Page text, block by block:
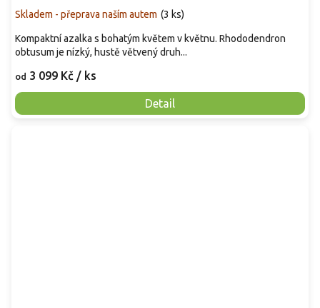
Skladem - přeprava naším autem (3 ks)
od 3 099 Kč / ks
Detail
Kompaktní azalka s bohatým květem v květnu. Rhododendron
obtusum je nízký, hustě větvený druh...